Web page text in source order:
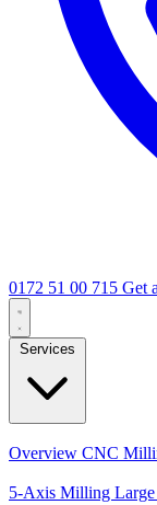
0172 51 00 715 Get
Services
Overview CNC
5-Axis Milling